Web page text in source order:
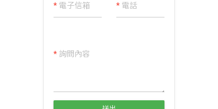
*電子信箱 * 電話
*詢問內容